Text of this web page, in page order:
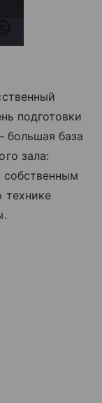
подготовки
большая база
зала:
собственным